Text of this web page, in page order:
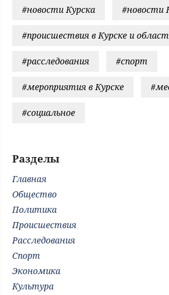
#новости Курска #новости
#происшествия в Курске и
#расследования #спорт
#мероприятия в Курске
#социальное
Разделы
Главная
Общество
Политика
Происшествия
Расследования
Спорт
Экономика
Культура